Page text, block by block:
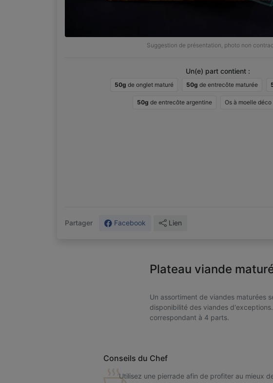
Suggestion de présentation, photo non
Un(e) part contient :
50g de onglet maturé 50g de entrecôte maturée
50g de entrecôte argentine Os à moelle
Partager Facebook Lien
Plateau viande
Un assortiment de viandes maturées
disponibilité des viandes
correspondant à 4 parts.
Conseils du Chef
Utilisez une pierrade afin de profiter au mieux